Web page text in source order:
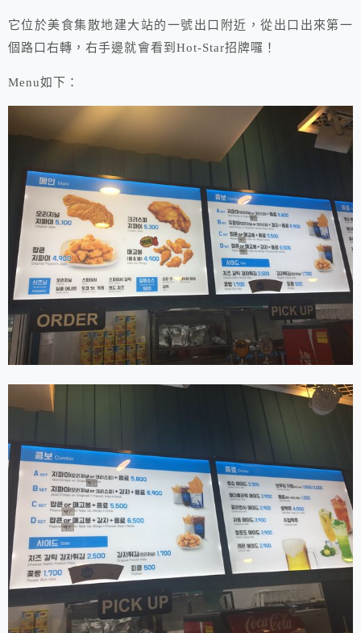
它位於美食集散地建大站的一號出口附近，從出口出來第一
個路口右轉，右手邊就會看到Hot-Star招牌囉！
Menu如下：